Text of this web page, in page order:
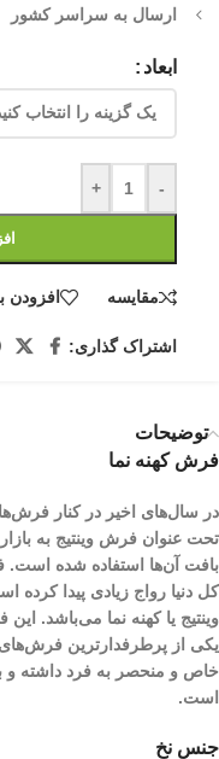
ارسال به سراسر کشور
ابعاد
-
+
مقایسه افزودن
اشتراک گذاری:
توضیحات
فرش کهنه نما
در سال‌های اخیر در کنار
تحت عنوان فرش وینتیج به
بافت آن‌ها استفاده شده است.
کل دنیا رواج زیادی پیدا
وینتیج یا کهنه نما می‌باشد.
یکی از پرطرفدارترین
خاص و منحصر به فرد داشته و
است.
جنس نخ